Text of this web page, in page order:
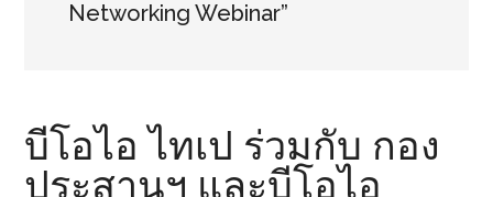
Networking Webinar”
บีโอไอ ไทเป ร่วมกับ กอง
ประสานฯ และบีโอไอ